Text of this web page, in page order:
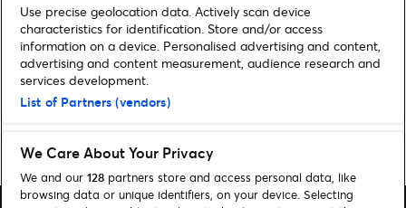
The Weeknd in de Johan Cruijff
ArenA: door de ogen van fans
en collega’s
Home» Muziek» Maroon 5: Red Pill Blues tour
Use precise geolocation data. Actively scan device
characteristics for identification. Store and/or access
information on a device. Personalised advertising and content,
advertising and content measurement, audience research and
services development.
List of Partners (vendors)
We Care About Your Privacy
We and our 128 partners store and access personal data, like
browsing data or unique identifiers, on your device. Selecting